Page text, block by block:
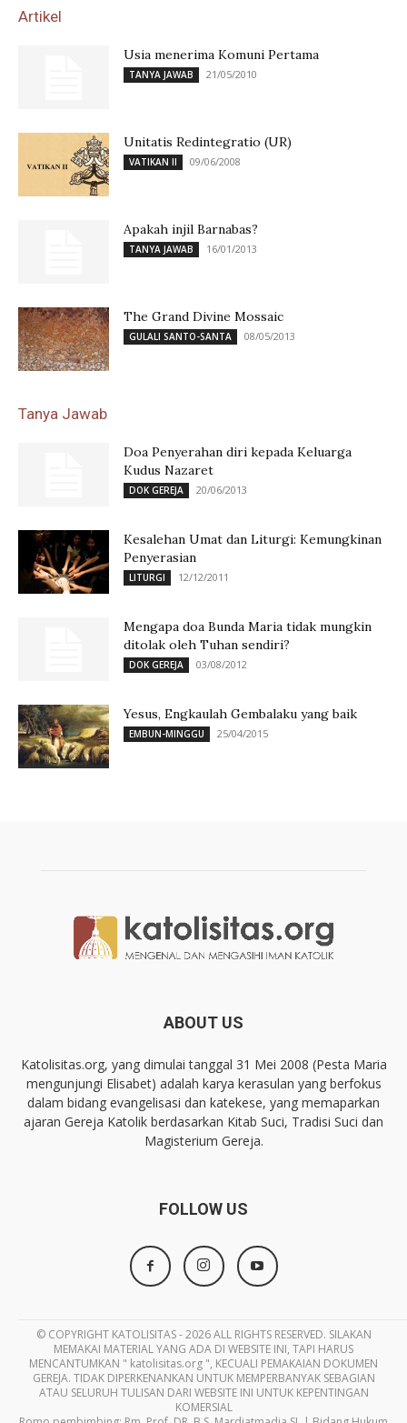
Artikel
Usia menerima Komuni Pertama
TANYA JAWAB 21/05/2010
Unitatis Redintegratio (UR)
VATIKAN II 09/06/2008
Apakah injil Barnabas?
TANYA JAWAB 16/01/2013
The Grand Divine Mossaic
GULALI SANTO-SANTA 08/05/2013
Tanya Jawab
Doa Penyerahan diri kepada Keluarga
Kudus Nazaret
DOK GEREJA 20/06/2013
Kesalehan Umat dan Liturgi: Kemungkinan
Penyerasian
LITURGI 12/12/2011
Mengapa doa Bunda Maria tidak mungkin
ditolak oleh Tuhan sendiri?
DOK GEREJA 03/08/2012
Yesus, Engkaulah Gembalaku yang baik
EMBUN-MINGGU 25/04/2015
ABOUT US
Katolisitas.org, yang dimulai tanggal 31 Mei 2008 (Pesta Maria
mengunjungi Elisabet) adalah karya kerasulan yang berfokus
dalam bidang evangelisasi dan katekese, yang memaparkan
ajaran Gereja Katolik berdasarkan Kitab Suci, Tradisi Suci dan
Magisterium Gereja.
FOLLOW US
© COPYRIGHT KATOLISITAS - 2026 ALL RIGHTS RESERVED. SILAKAN
MEMAKAI MATERIAL YANG ADA DI WEBSITE INI, TAPI HARUS
MENCANTUMKAN " katolisitas.org ", KECUALI PEMAKAIAN DOKUMEN
GEREJA. TIDAK DIPERKENANKAN UNTUK MEMPERBANYAK SEBAGIAN
ATAU SELURUH TULISAN DARI WEBSITE INI UNTUK KEPENTINGAN
KOMERSIAL